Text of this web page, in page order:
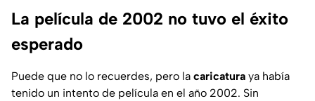
La película de 2002 no tuvo el éxito
esperado
Puede que no lo recuerdes, pero la caricatura ya había
tenido un intento de película en el año 2002. Sin